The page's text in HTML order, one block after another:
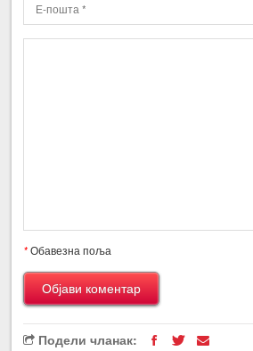
*Обавезна поља
Подели чланак: